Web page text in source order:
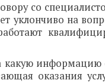
со
уклончиво на
какую
оказания